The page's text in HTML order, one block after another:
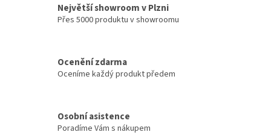
Největší showroom v Plzni
Přes 5000 produktu v showroomu
Ocenění zdarma
Oceníme každý produkt předem
Osobní asistence
Poradíme Vám s nákupem